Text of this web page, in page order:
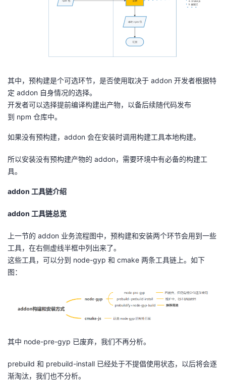
其中，预构建是个可选环节，是否使用取决于 addon 开发者根据特
定 addon 自身情况的选择。
开发者可以选择提前编译构建出产物，以备后续随代码发布
到 npm 仓库中。
如果没有预构建， addon 会在安装时调用构建工具本地构建。
所以安装没有预构建产物的 addon，需要环境中有必备的构建工
具。
addon 工具链介绍
addon 工具链总览
上一节的 addon 业务流程图中，预构建和安装两个环节会用到一些
工具，在右侧虚线半框中列出来了。
这些工具，可以分到 node-gyp 和 cmake 两条工具链上。如下
图：
其中 node-pre-gyp 已废弃，我们不再分析。
prebuild 和 prebuild-install 已经处于不提倡使用状态，以后将会逐
渐淘汰，我们也不分析。